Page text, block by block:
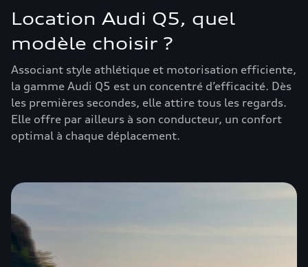
Location Audi Q5, quel
modèle choisir ?
Associant style athlétique et motorisation efficiente,
la gamme Audi Q5 est un concentré d’efficacité. Dès
les premières secondes, elle attire tous les regards.
Elle offre par ailleurs à son conducteur, un confort
optimal à chaque déplacement.